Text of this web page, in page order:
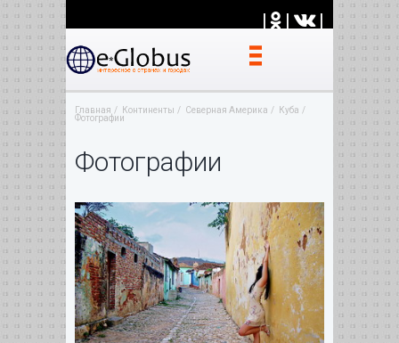
| | |
Главная Континенты Северная Америка
Куба
Фотографии
Фотографии